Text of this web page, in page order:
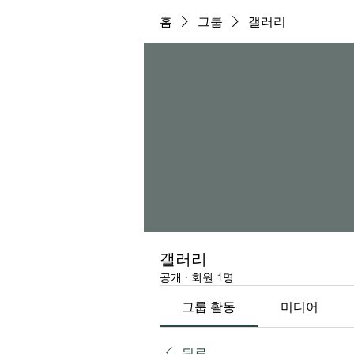
홈 그룹 갤러리
갤러리
공개 · 회원 1명
그룹 활동 미디어